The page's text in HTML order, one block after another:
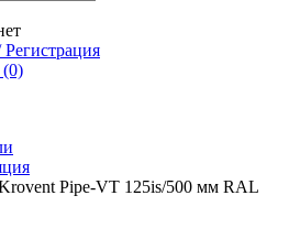
Pipe-VT 125is/500 мм RAL